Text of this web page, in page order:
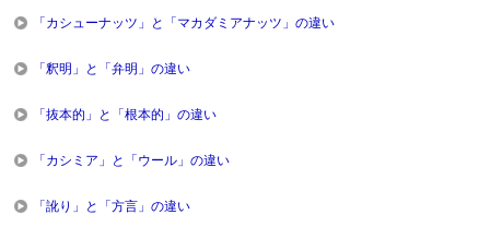
「カシューナッツ」と「マカダミアナッツ」の違い
「釈明」と「弁明」の違い
「抜本的」と「根本的」の違い
「カシミア」と「ウール」の違い
「訛り」と「方言」の違い